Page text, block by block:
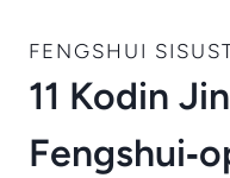
FENGSHUI
11 Kodin